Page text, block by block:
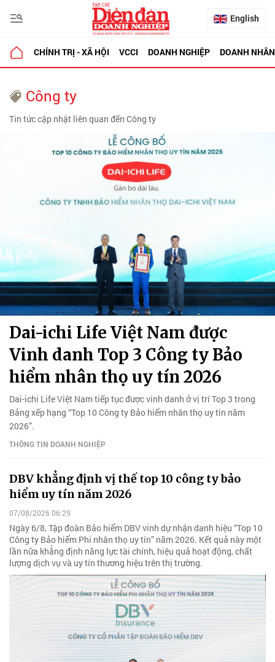
English
CHÍNH TRỊ - XÃ HỘI VCCI DOANH NGHIỆP DOANH NHÂN
Công ty
Tin tức cập nhật liên quan đến Công ty
Dai-ichi Life Việt Nam được
Vinh danh Top 3 Công ty Bảo
hiểm nhân thọ uy tín 2026
Dai-ichi Life Việt Nam tiếp tục được vinh danh ở vị trí Top 3 trong
Bảng xếp hạng “Top 10 Công ty Bảo hiểm nhân thọ uy tín năm
2026”.
THÔNG TIN DOANH NGHIỆP
DBV khẳng định vị thế top 10 công ty bảo
hiểm uy tín năm 2026
07/08/2026 06:29
Ngày 6/8, Tập đoàn Bảo hiểm DBV vinh dự nhận danh hiệu “Top 10
Công ty Bảo hiểm Phi nhân thọ uy tín” năm 2026. Kết quả này một
lần nữa khẳng định năng lực tài chính, hiệu quả hoạt động, chất
lượng dịch vụ và uy tín thương hiệu trên thị trường.